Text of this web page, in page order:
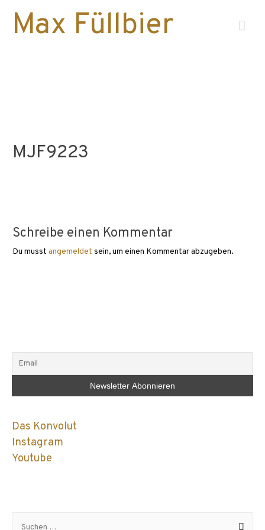
Max Füllbier
MJF9223
Schreibe einen Kommentar
Du musstangemeldet sein, um einen Kommentar abzugeben.
Das Konvolut
Instagram
Youtube